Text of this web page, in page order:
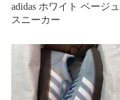
adidas ホワイト ベージュ
スニーカー